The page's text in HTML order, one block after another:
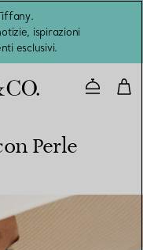
ispirazioni
esclusivi.
Perle